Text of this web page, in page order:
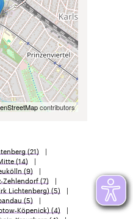
contributors
(21)
(14)
(9)
Zehlendorf(7)
Lichtenberg) (5)
(5)
Köpenick) (4)